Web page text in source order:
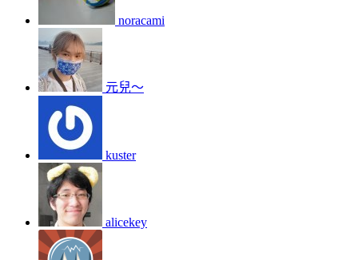
noracami
元兒～
kuster
alicekey